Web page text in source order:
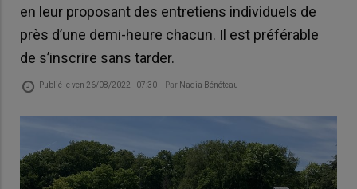
en leur proposant des entretiens individuels de
près d’une demi-heure chacun. Il est préférable
de s’inscrire sans tarder.
Publié leven 26/08/2022 - 07:30 - Par Nadia Bénéteau